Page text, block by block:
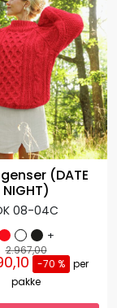
genser (DATE
NIGHT)
08-04C
+
2.967,00
-70 % per
pakke